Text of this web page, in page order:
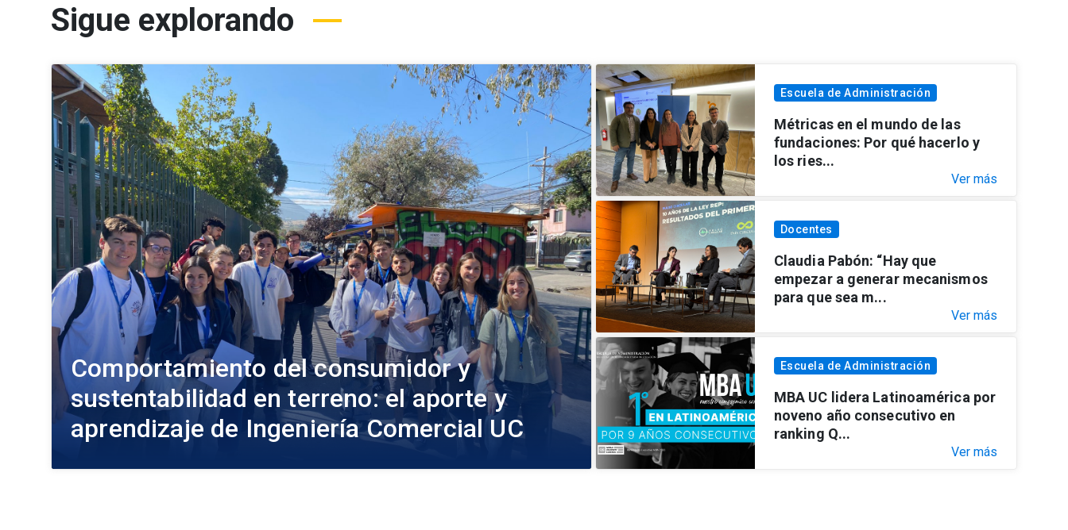
Sigue explorando
Comportamiento del consumidor y
sustentabilidad en terreno: el aporte y
aprendizaje de Ingeniería Comercial UC
Escuela de Administración
Métricas en el mundo de las
fundaciones: Por qué hacerlo y
los ries...
Ver más
Docentes
Claudia Pabón: “Hay que
empezar a generar mecanismos
para que sea m...
Ver más
Escuela de Administración
MBA UC lidera Latinoamérica por
noveno año consecutivo en
ranking Q...
Ver más